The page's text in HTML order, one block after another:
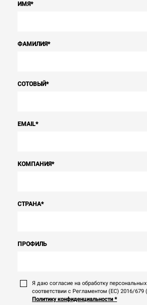
ИМЯ*
ФАМИЛИЯ*
СОТОВЫЙ*
EMAIL*
КОМПАНИЯ*
СТРАНА*
ПРОФИЛЬ
Я даю согласие на обработку
соответствии с Регламентом (ЕС) 2016/679
Политику конфиденциальности *